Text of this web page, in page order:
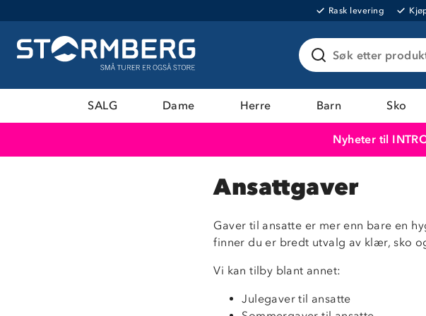
Rask levering
Søk etter
SALG Dame Herre Barn Sko
Nyheter til
Ansattgaver
Gaver til ansatte er mer enn bare en
finner du er bredt utvalg av klær, sko
Vi kan tilby blant annet:
Julegaver til ansatte